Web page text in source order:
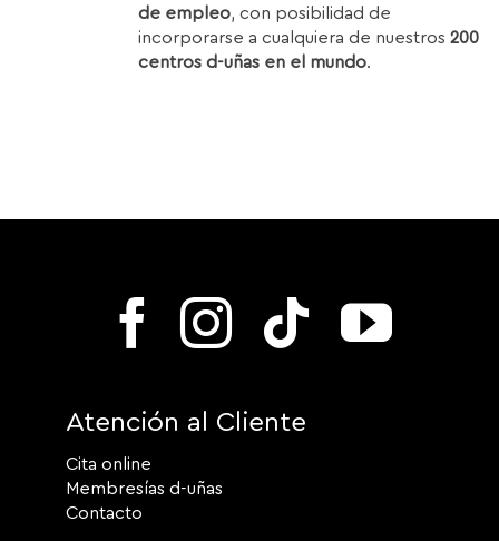
de empleo, con posibilidad de
incorporarse a cualquiera de nuestros200
centros d-uñas en el mundo.
Atención al Cliente
Cita online
Membresías d-uñas
Contacto